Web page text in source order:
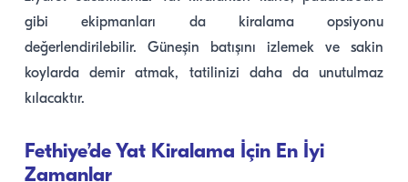
gibi ekipmanları da kiralama opsiyonu
değerlendirilebilir. Güneşin batışını izlemek ve sakin
koylarda demir atmak, tatilinizi daha da unutulmaz
kılacaktır.
Fethiye’de Yat Kiralama İçin En İyi
Zamanlar